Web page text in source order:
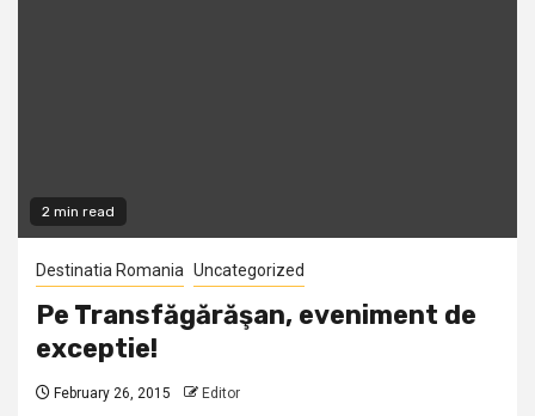
2 min read
Destinatia Romania Uncategorized
Pe Transfăgărăşan, eveniment de
exceptie!
February 26, 2015 Editor